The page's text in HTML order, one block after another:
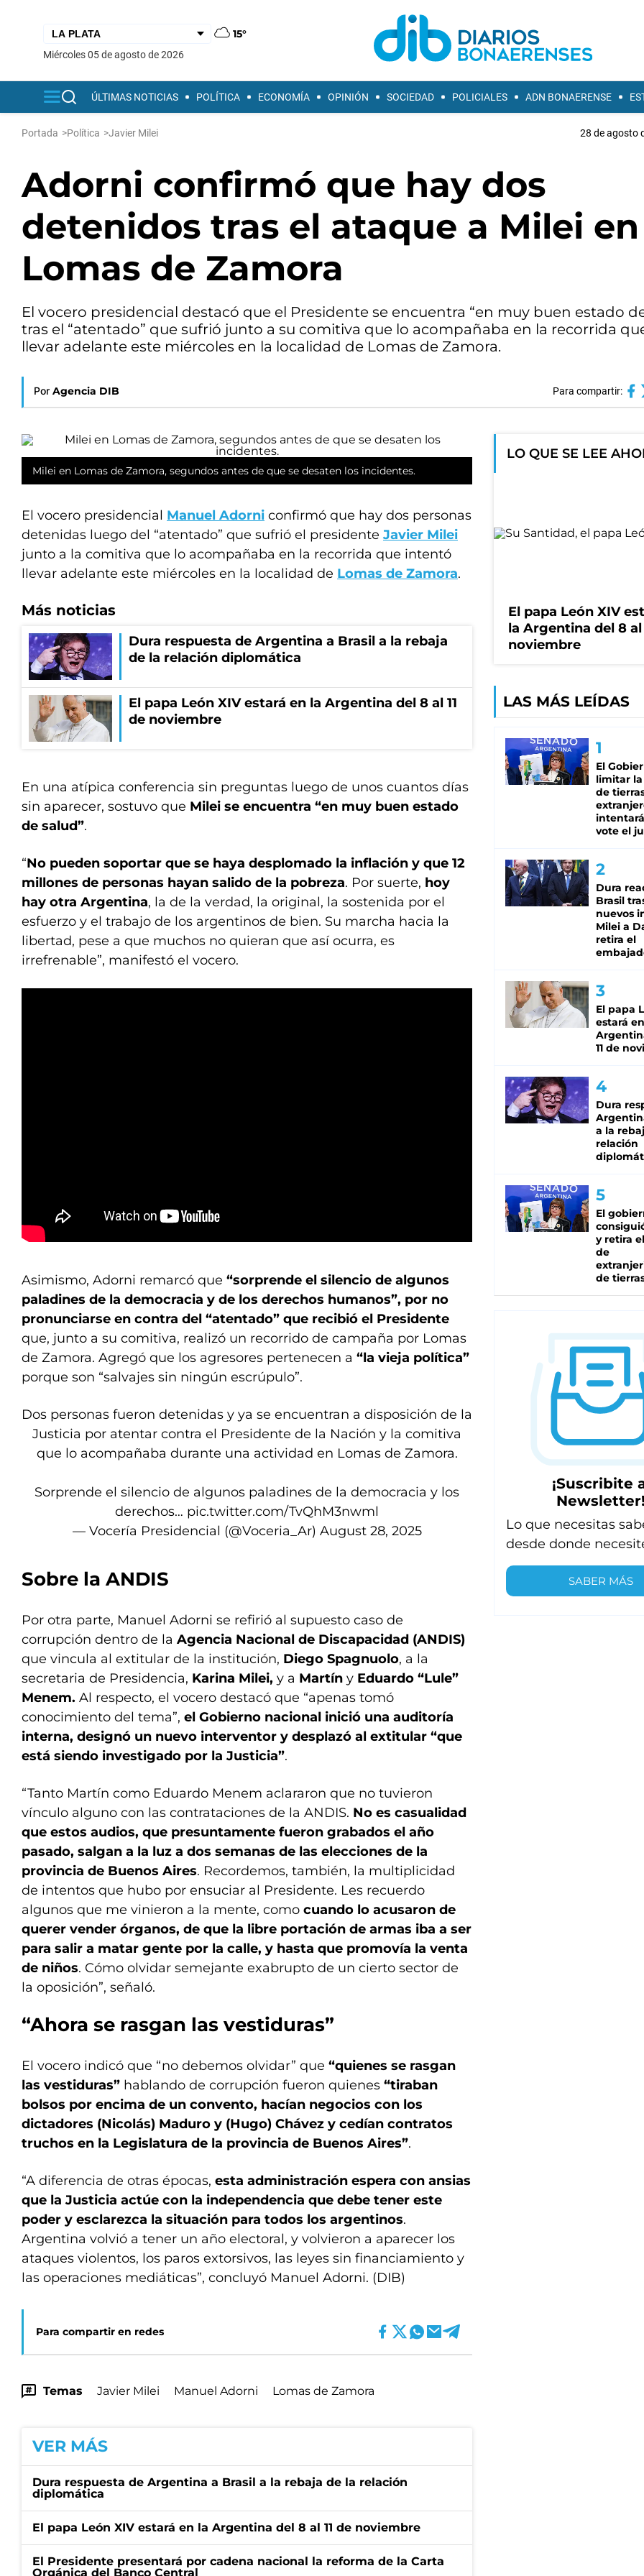
15°
miércoles 05 de agosto de 2026
ÚLTIMAS NOTICIAS POLÍTICA ECONOMÍA OPINIÓN SOCIEDAD POLICIALES ADN BONAERENSE
Portada >Política >Javier Milei 28 de agosto
Adorni confirmó que hay dos
detenidos tras el ataque a Milei en
Lomas de Zamora
El vocero presidencial destacó que el Presidente se encuentra “en muy buen estado
tras el “atentado” que sufrió junto a su comitiva que lo acompañaba en la recorrida
llevar adelante este miércoles en la localidad de Lomas de Zamora.
Por Agencia DIB Para compartir:
Milei en Lomas de Zamora, segundos antes de que se desaten los incidentes.
El vocero presidencial Manuel Adorni confirmó que hay dos personas
detenidas luego del “atentado” que sufrió el presidente Javier Milei
junto a la comitiva que lo acompañaba en la recorrida que intentó
llevar adelante este miércoles en la localidad de Lomas de Zamora.
Más noticias
Dura respuesta de Argentina a Brasil a la rebaja
de la relación diplomática
El papa León XIV estará en la Argentina del 8 al 11
de noviembre
En una atípica conferencia sin preguntas luego de unos cuantos días
sin aparecer, sostuvo que Milei se encuentra “en muy buen estado
de salud”.
“No pueden soportar que se haya desplomado la inflación y que 12
millones de personas hayan salido de la pobreza. Por suerte, hoy
hay otra Argentina, la de la verdad, la original, la sostenida por el
esfuerzo y el trabajo de los argentinos de bien. Su marcha hacia la
libertad, pese a que muchos no quieran que así ocurra, es
irrefrenable”, manifestó el vocero.
Asimismo, Adorni remarcó que “sorprende el silencio de algunos
paladines de la democracia y de los derechos humanos”, por no
pronunciarse en contra del “atentado” que recibió el Presidente
que, junto a su comitiva, realizó un recorrido de campaña por Lomas
de Zamora. Agregó que los agresores pertenecen a “la vieja política”
porque son “salvajes sin ningún escrúpulo”.
Dos personas fueron detenidas y ya se encuentran a disposición de la
Justicia por atentar contra el Presidente de la Nación y la comitiva
que lo acompañaba durante una actividad en Lomas de Zamora.
Sorprende el silencio de algunos paladines de la democracia y los
derechos… pic.twitter.com/TvQhM3nwml
— Vocería Presidencial (@Voceria_Ar) August 28, 2025
Sobre la ANDIS
Por otra parte, Manuel Adorni se refirió al supuesto caso de
corrupción dentro de la Agencia Nacional de Discapacidad (ANDIS)
que vincula al extitular de la institución, Diego Spagnuolo, a la
secretaria de Presidencia, Karina Milei, y a Martín y Eduardo “Lule”
Menem. Al respecto, el vocero destacó que “apenas tomó
conocimiento del tema”, el Gobierno nacional inició una auditoría
interna, designó un nuevo interventor y desplazó al extitular “que
está siendo investigado por la Justicia”.
“Tanto Martín como Eduardo Menem aclararon que no tuvieron
vínculo alguno con las contrataciones de la ANDIS. No es casualidad
que estos audios, que presuntamente fueron grabados el año
pasado, salgan a la luz a dos semanas de las elecciones de la
provincia de Buenos Aires. Recordemos, también, la multiplicidad
de intentos que hubo por ensuciar al Presidente. Les recuerdo
algunos que me vinieron a la mente, como cuando lo acusaron de
querer vender órganos, de que la libre portación de armas iba a ser
para salir a matar gente por la calle, y hasta que promovía la venta
de niños. Cómo olvidar semejante exabrupto de un cierto sector de
la oposición”, señaló.
“Ahora se rasgan las vestiduras”
El vocero indicó que “no debemos olvidar” que “quienes se rasgan
las vestiduras” hablando de corrupción fueron quienes “tiraban
bolsos por encima de un convento, hacían negocios con los
dictadores (Nicolás) Maduro y (Hugo) Chávez y cedían contratos
truchos en la Legislatura de la provincia de Buenos Aires”.
“A diferencia de otras épocas, esta administración espera con ansias
que la Justicia actúe con la independencia que debe tener este
poder y esclarezca la situación para todos los argentinos.
Argentina volvió a tener un año electoral, y volvieron a aparecer los
ataques violentos, los paros extorsivos, las leyes sin financiamiento y
las operaciones mediáticas”, concluyó Manuel Adorni. (DIB)
Para compartir en redes
Temas Javier Milei Manuel Adorni Lomas de Zamora
VER MÁS
Dura respuesta de Argentina a Brasil a la rebaja de la relación
diplomática
El papa León XIV estará en la Argentina del 8 al 11 de noviembre
El Presidente presentará por cadena nacional la reforma de la Carta
Orgánica del Banco Central
LO QUE SE LEE
El papa León XIV
la Argentina del 8 al
noviembre
LAS MÁS LEÍDAS
El
limitar
de
vote el
Dura
Brasil
nuevos
Milei a
retira el
El papa
estará
11 de
Dura
a la
relación
El
y retira
de
de
¡Suscribite
Newsletter!
Lo que necesitas
desde donde
SABER MÁS